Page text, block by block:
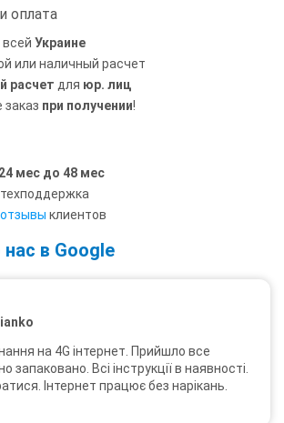
оплата
Украине
или наличный расчет
расчет для юр. лиц
заказ при получении!
24 мес до 48 мес
техподдержка
отзывы клиентов
в Google
на 4G інтернет. Прийшло все
запаковано. Всі інструкції в наявності.
Інтернет працює без нарікань.